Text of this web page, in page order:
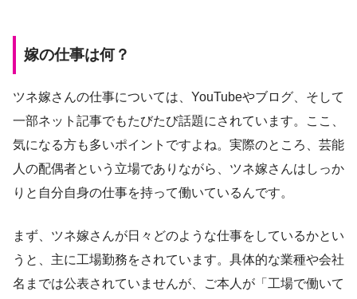
嫁の仕事は何？
ツネ嫁さんの仕事については、YouTubeやブログ、そして
一部ネット記事でもたびたび話題にされています。ここ、
気になる方も多いポイントですよね。実際のところ、芸能
人の配偶者という立場でありながら、ツネ嫁さんはしっか
りと自分自身の仕事を持って働いているんです。
まず、ツネ嫁さんが日々どのような仕事をしているかとい
うと、主に工場勤務をされています。具体的な業種や会社
名までは公表されていませんが、ご本人が「工場で働いて